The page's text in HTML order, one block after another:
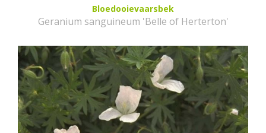
Bloedooievaarsbek
Geranium sanguineum 'Belle of Herterton'